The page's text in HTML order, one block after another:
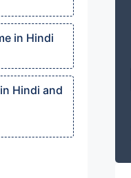
in Hindi
in Hindi and